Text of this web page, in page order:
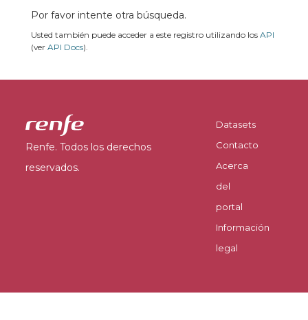
Por favor intente otra búsqueda.
Usted también puede acceder a este registro utilizando los API
(ver API Docs).
Renfe. Todos los derechos
reservados.
Datasets
Contacto
Acerca
del
portal
Información
legal